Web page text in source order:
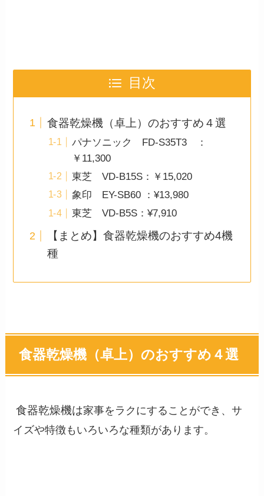
目次
食器乾燥機（卓上）のおすすめ４選
パナソニック FD-S35T3 ：
￥11,300
東芝 VD-B15S：￥15,020
象印 EY-SB60 ：¥13,980
東芝 VD-B5S：¥7,910
【まとめ】食器乾燥機のおすすめ4機
種
食器乾燥機（卓上）のおすすめ４選
食器乾燥機は家事をラクにすることができ、サ
イズや特徴もいろいろな種類があります。